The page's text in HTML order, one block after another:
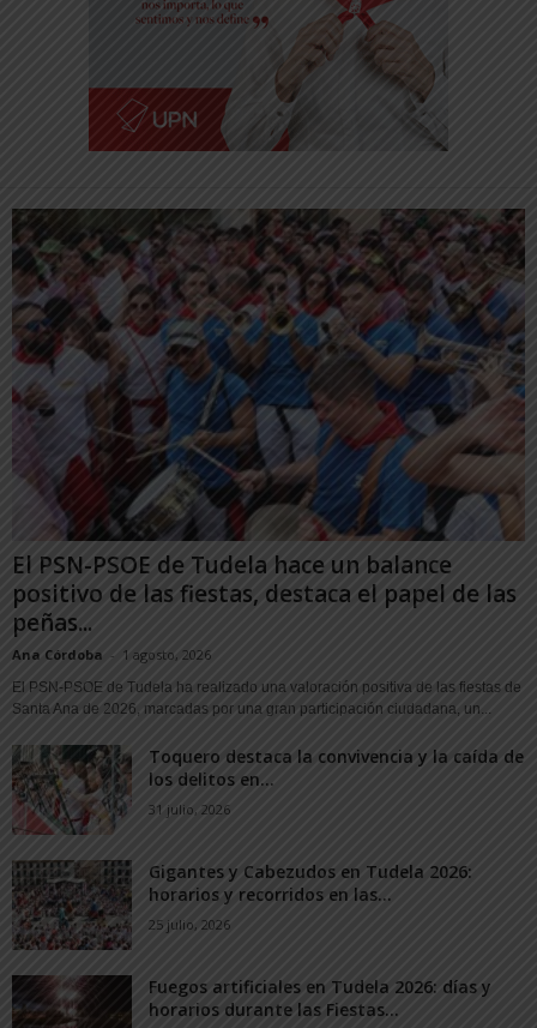
El PSN-PSOE de Tudela hace un balance
positivo de las fiestas, destaca el papel de las
peñas...
Ana Córdoba - 1 agosto, 2026
El PSN-PSOE de Tudela ha realizado una valoración positiva de las fiestas de
Santa Ana de 2026, marcadas por una gran participación ciudadana, un...
Toquero destaca la convivencia y la caída de
los delitos en...
31 julio, 2026
Gigantes y Cabezudos en Tudela 2026:
horarios y recorridos en las...
25 julio, 2026
Fuegos artificiales en Tudela 2026: días y
horarios durante las Fiestas...